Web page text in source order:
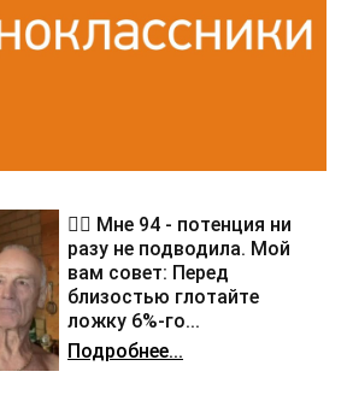
❤️‍🔥 Мне 94 - потенция ни
разу не подводила. Мой
вам совет: Перед
близостью глотайте
ложку 6%-го...
Подробнее...